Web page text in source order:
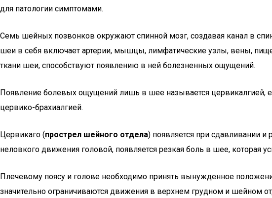
для патологии симптомами.
Семь шейных позвонков окружают спинной мозг, создавая канал в
шеи в себя включает артерии, мышцы, лимфатические узлы, вены,
ткани шеи, способствуют появлению в ней болезненных ощущений.
Появление болевых ощущений лишь в шее называется цервикалгией,
цервико-брахиалгией.
Цервикаго (прострел шейного отдела) появляется при сдавливании
неловкого движения головой, появляется резкая боль в шее, которая
Плечевому поясу и голове необходимо принять вынужденное
значительно ограничиваются движения в верхнем грудном и шейном